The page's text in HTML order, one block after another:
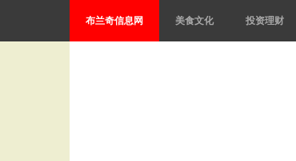
布兰奇信息网 美食文化 投资理财